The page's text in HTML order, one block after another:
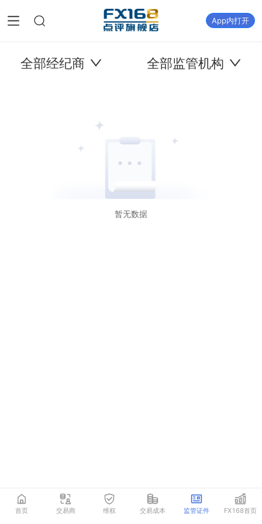
App内打开
全部经纪商 全部监管机构
暂无数据
首页 交易商 维权 交易成本 监管证件 FX168首页